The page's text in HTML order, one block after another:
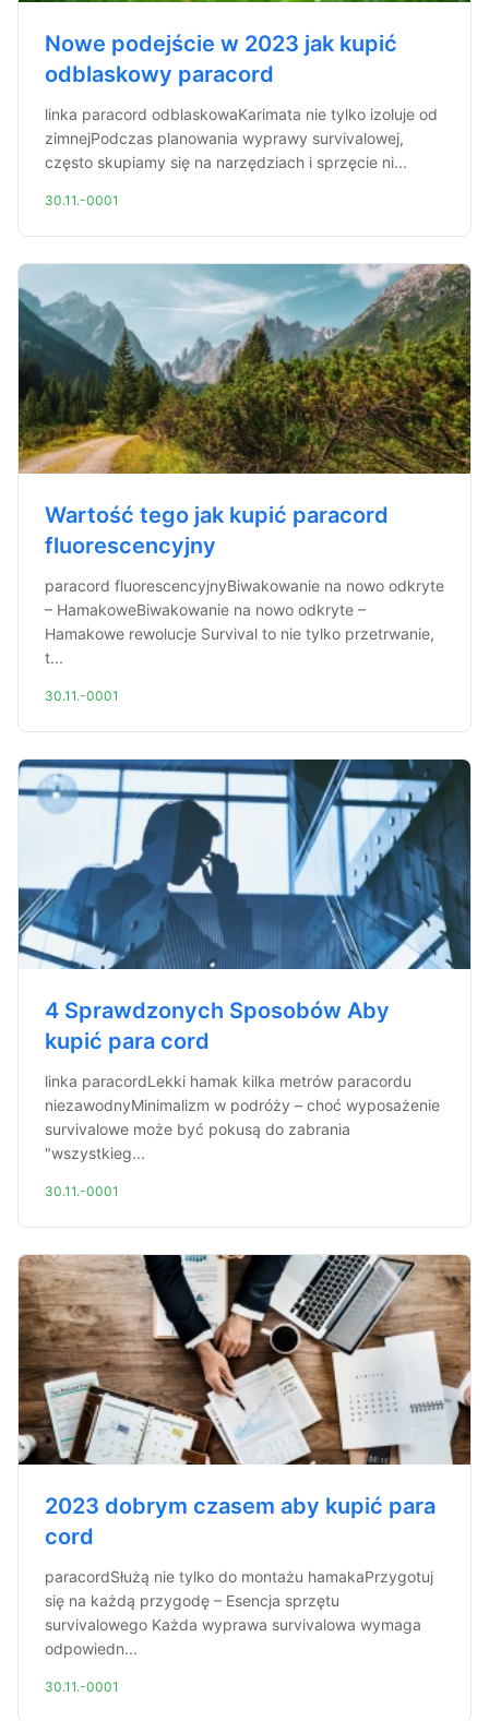
Nowe podejście w 2023 jak kupić
odblaskowy paracord
linka paracord odblaskowaKarimata nie tylko izoluje od
zimnejPodczas planowania wyprawy survivalowej,
często skupiamy się na narzędziach i sprzęcie ni...
30.11.-0001
Wartość tego jak kupić paracord
fluorescencyjny
paracord fluorescencyjnyBiwakowanie na nowo odkryte
– HamakoweBiwakowanie na nowo odkryte –
Hamakowe rewolucje Survival to nie tylko przetrwanie,
t...
30.11.-0001
4 Sprawdzonych Sposobów Aby
kupić para cord
linka paracordLekki hamak kilka metrów paracordu
niezawodnyMinimalizm w podróży – choć wyposażenie
survivalowe może być pokusą do zabrania
"wszystkieg...
30.11.-0001
2023 dobrym czasem aby kupić para
cord
paracordSłużą nie tylko do montażu hamakaPrzygotuj
się na każdą przygodę – Esencja sprzętu
survivalowego Każda wyprawa survivalowa wymaga
odpowiedn...
30.11.-0001